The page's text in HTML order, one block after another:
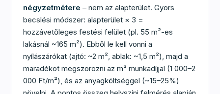
négyzetmétere – nem az alapterület. Gyors
becslési módszer: alapterület × 3 =
hozzávetőleges festési felület (pl. 55 m²-es
lakásnál ~165 m²). Ebből le kell vonni a
nyílászárókat (ajtó: ~2 m², ablak: ~1,5 m²), majd a
maradékot megszorozni az m² munkadíjjal (1 000–2
000 Ft/m²), és az anyagköltséggel (~15–25%)